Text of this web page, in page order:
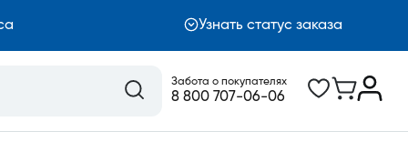
Узнать статус заказа
Забота о покупателях
8 800 707-06-06